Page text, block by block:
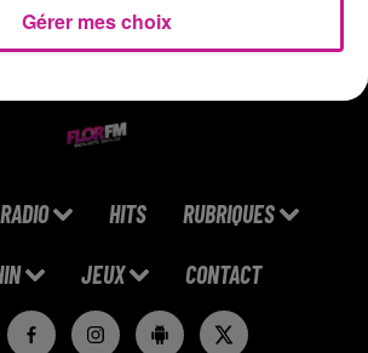
RADIO HITS RUBRIQUES
JEUX CONTACT
Gérer mes choix